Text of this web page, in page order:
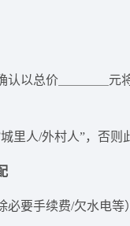
认以总价＿＿＿＿元
城里人/外村人”，否
必要手续费/欠水电等